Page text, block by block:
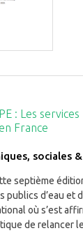
: Les services
France
sociales
septième
publics d’eau et
où s’est
de relancer